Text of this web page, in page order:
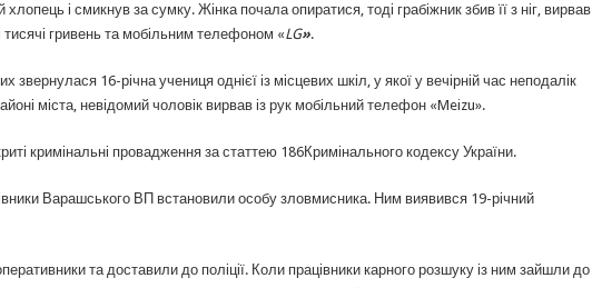
і смикнув за сумку. Жінка почала опиратися, тоді грабіжник збив її з ніг, вирвав
гривень та мобільним телефоном «LG».
16-річна учениця однієї із місцевих шкіл, у якої у вечірній час неподалік
міста, невідомий чоловік вирвав із рук мобільний телефон «Meizu».
кримінальні провадження за статтею 186Кримінального кодексу України.
Варашського ВП встановили особу зловмисника. Ним виявився 19-річний
та доставили до поліції. Коли працівники карного розшуку із ним зайшли до